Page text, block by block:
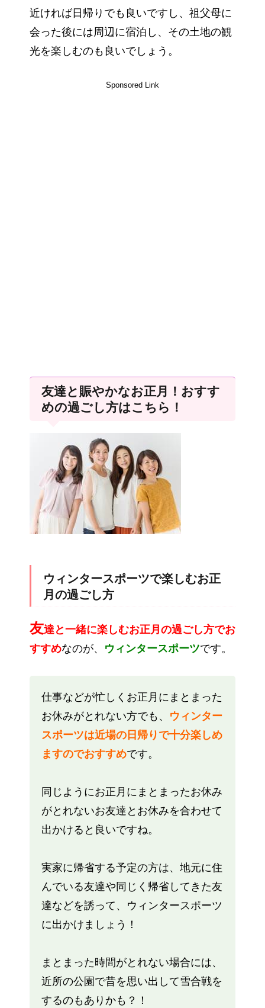
近ければ日帰りでも良いですし、祖父母に
会った後には周辺に宿泊し、その土地の観
光を楽しむのも良いでしょう。
Sponsored Link
友達と賑やかなお正月！おすす
めの過ごし方はこちら！
ウィンタースポーツで楽しむお正
月の過ごし方
友達と一緒に楽しむお正月の過ごし方でお
すすめなのが、 ウィンタースポーツです。
仕事などが忙しくお正月にまとまった
お休みがとれない方でも、 ウィンター
スポーツは近場の日帰りで十分楽しめ
ますのでおすすめです。
同じようにお正月にまとまったお休み
がとれないお友達とお休みを合わせて
出かけると良いですね。
実家に帰省する予定の方は、地元に住
んでいる友達や同じく帰省してきた友
達などを誘って、ウィンタースポーツ
に出かけましょう！
まとまった時間がとれない場合には、
近所の公園で昔を思い出して雪合戦を
するのもありかも？！